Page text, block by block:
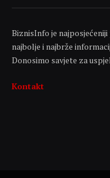
BiznisInfo je
najbolje i najbrže
Donosimo savjete za
Kontakt